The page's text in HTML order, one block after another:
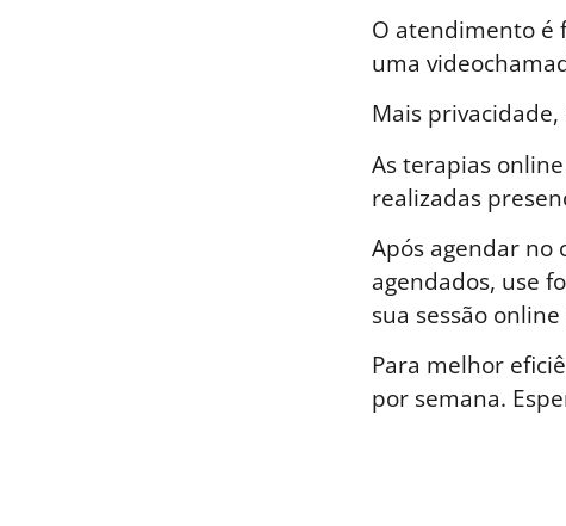
O atendimento é
uma
Mais
As terapias
realizadas
Após agendar no
agendados, use
sua sessão
Para melhor
por semana.